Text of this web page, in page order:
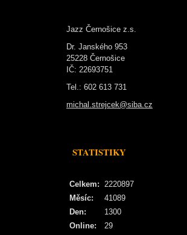
Jazz Černošice z.s.
Dr. Janského 953
25228 Černošice
IČ: 22693751
Tel.: 602 613 731
michal.strejcek@siba.cz
STATISTIKY
Online: 29
Celkem: 2220897
Měsíc:
41089
Den:
1300